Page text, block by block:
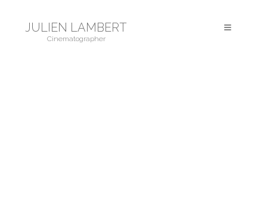
JULIEN LAMBERT
Cinematographer
Toggle